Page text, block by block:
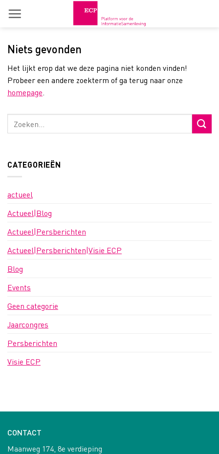
Niets gevonden
Het lijkt erop dat we deze pagina niet konden vinden!
Probeer een andere zoekterm of ga terug naar onze
homepage
CATEGORIEËN
actueel
Actueel|Blog
Actueel|Persberichten
Actueel|Persberichten|Visie ECP
Blog
Events
Geen categorie
Jaarcongres
Persberichten
Visie ECP
CONTACT
Maanweg 174, 8e verdieping